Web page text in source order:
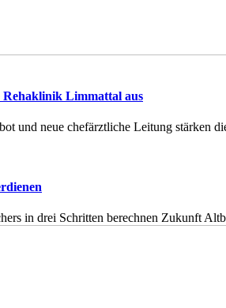
Limmattal aus
und neue chefärztliche Leitung
in drei Schritten berechnen Zukunft